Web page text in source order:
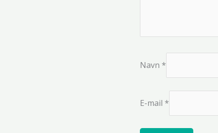
Navn *
E-mail *